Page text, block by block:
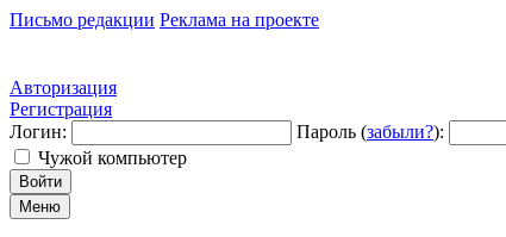
Письмо редакции Реклама на проекте
Авторизация
Регистрация
Логин:
Пароль (забыли?):
Чужой компьютер
Войти
Меню